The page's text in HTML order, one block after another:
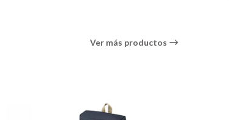
Ver más productos